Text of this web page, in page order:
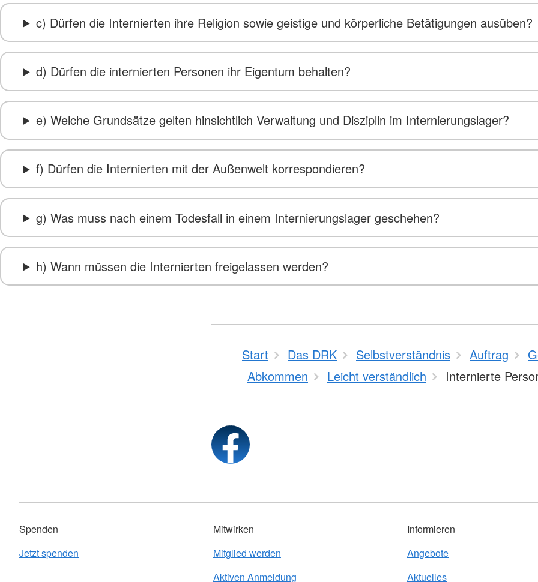
c) Dürfen die Internierten ihre Religion sowie geistige und körperliche Betätigungen ausüben?
d) Dürfen die internierten Personen ihr Eigentum behalten?
e) Welche Grundsätze gelten hinsichtlich Verwaltung und Disziplin im Internierungslager?
f) Dürfen die Internierten mit der Außenwelt korrespondieren?
g) Was muss nach einem Todesfall in einem Internierungslager geschehen?
h) Wann müssen die Internierten freigelassen werden?
Start Das DRK Selbstverständnis Auftrag
Abkommen
Leicht verständlich Internierte
Spenden
Jetzt spenden
Mitwirken
Mitglied werden
Aktiven Anmeldung
Informieren
Angebote
Aktuelles